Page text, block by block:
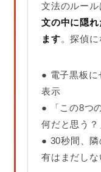
文法のルール
文の中に隠
ます。探偵
● 電子黒板に
表示
● 「この8つ
何だと思う
● 30秒間、
有はまだしな